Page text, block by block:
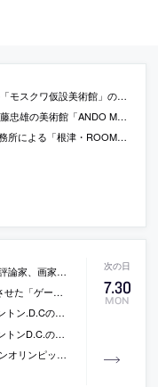
クワ仮設美術館」の模型写真
「ANDO MUSEUM」が来春オープン
よる「根津・ROOM・T」
7.30
MON
家、建築家』
ラリー」の動画
Library」の写真
Library」の写真
の聖火台の写真